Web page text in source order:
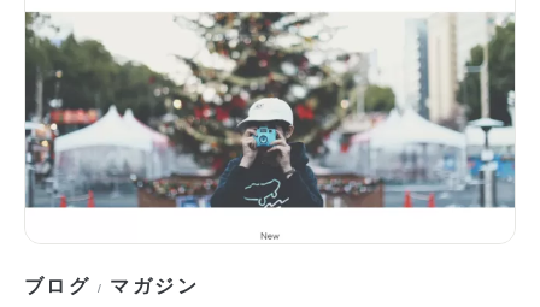
ブログ / マガジン